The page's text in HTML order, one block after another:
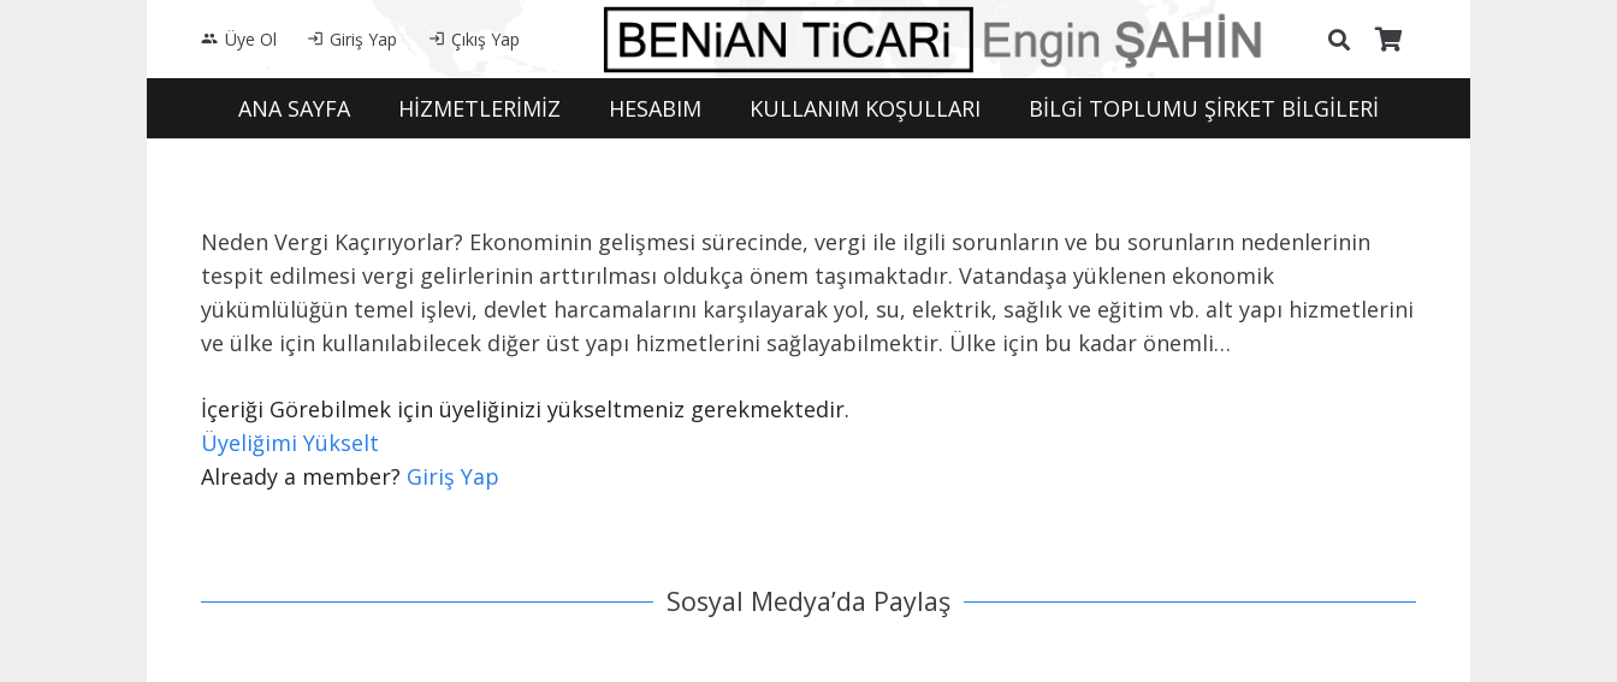
people Üye Ol login Giriş Yap login Çıkış Yap
ANA SAYFA HİZMETLERİMİZ HESABIM KULLANIM KOŞULLARI BİLGİ TOPLUMU ŞİRKET BİLGİLERİ
Neden Vergi Kaçırıyorlar? Ekonominin gelişmesi sürecinde, vergi ile ilgili sorunların ve bu sorunların nedenlerinin
tespit edilmesi vergi gelirlerinin arttırılması oldukça önem taşımaktadır. Vatandaşa yüklenen ekonomik
yükümlülüğün temel işlevi, devlet harcamalarını karşılayarak yol, su, elektrik, sağlık ve eğitim vb. alt yapı hizmetlerini
ve ülke için kullanılabilecek diğer üst yapı hizmetlerini sağlayabilmektir. Ülke için bu kadar önemli…
İçeriği Görebilmek için üyeliğinizi yükseltmeniz gerekmektedir.
Üyeliğimi Yükselt
Already a member? Giriş Yap
Sosyal Medya’da Paylaş